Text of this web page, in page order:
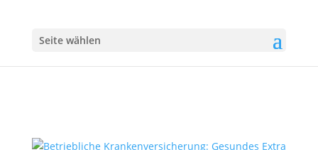
Seite wählen